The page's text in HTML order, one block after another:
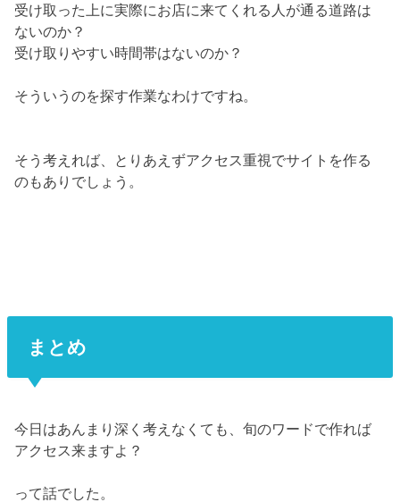
受け取った上に実際にお店に来てくれる人が通る道路は
ないのか？
受け取りやすい時間帯はないのか？
そういうのを探す作業なわけですね。
そう考えれば、とりあえずアクセス重視でサイトを作る
のもありでしょう。
まとめ
今日はあんまり深く考えなくても、旬のワードで作れば
アクセス来ますよ？
って話でした。